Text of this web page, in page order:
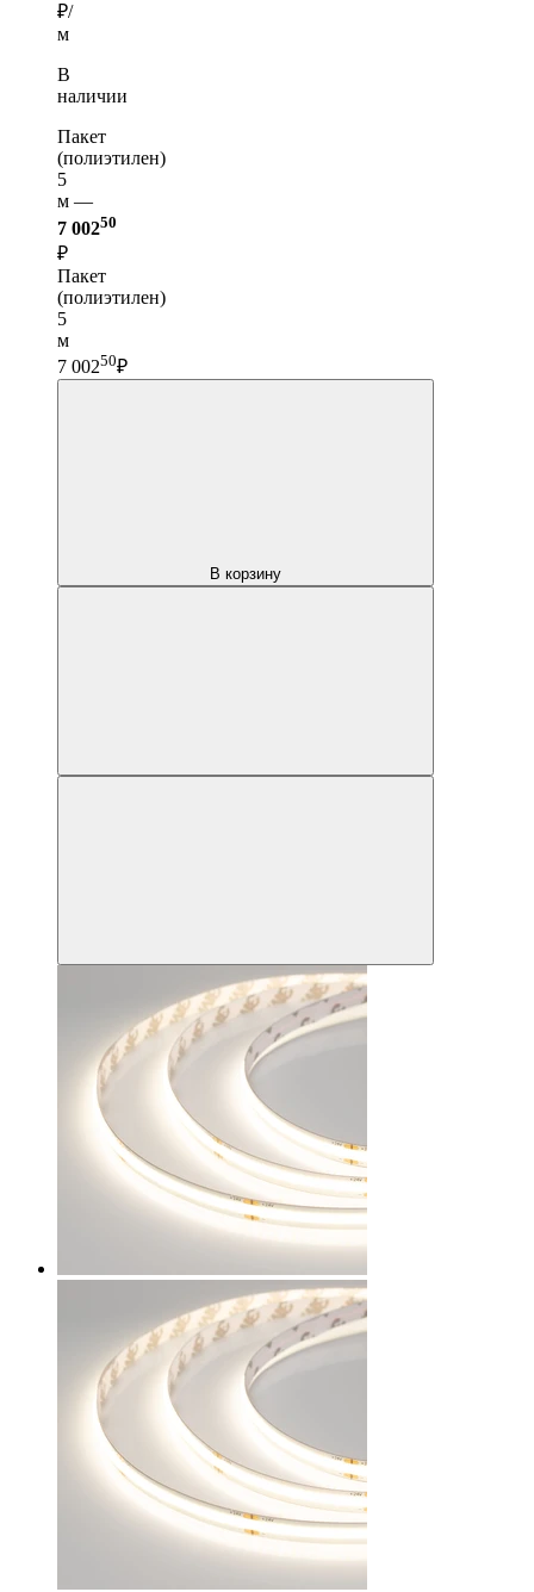
₽/
м
В
наличии
Пакет
(полиэтилен)
5
м —
7 00250
₽
Пакет
(полиэтилен)
5
м
7 00250₽
В корзину